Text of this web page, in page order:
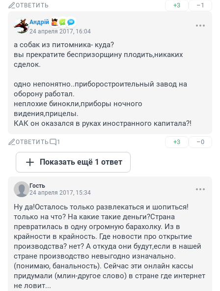
ОТВЕТИТЬ +3 –1
Андрiй
24 апреля 2017, 16:04
а собак из питомника- куда?
вы прекратите беспризорщину плодить,никаких
сделок.
одно непонятно..приборостроительный завод на
оборону работал.
неплохие бинокли,приборы ночного
видения,прицелы.
КАК он оказался в руках иностранного капитала?!
ОТВЕТИТЬ 1 +3 –0
Показать ещё 1 ответ
Гость
24 апреля 2017, 15:34
Ну да!Осталось только развлекаться и шопиться!
только на что? На какие такие деньги?Страна
превратилась в одну огромную барахолку. Из в
крайности в крайность. Где новости про открытие
производства? нет? А откуда они будут,если в нашей
стране производство невыгодно изначально.
(понимаю, банальность). Сейчас эти онлайн кассы
придумали (млин-другое слово) в стране где интернет
не ловит...